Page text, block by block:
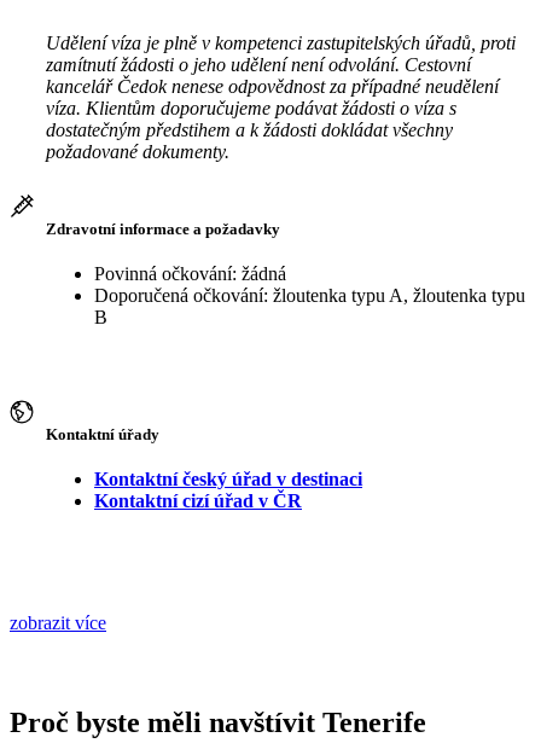
Udělení víza je plně v kompetenci zastupitelských úřadů, proti
zamítnutí žádosti o jeho udělení není odvolání. Cestovní
kancelář Čedok nenese odpovědnost za případné neudělení
víza. Klientům doporučujeme podávat žádosti o víza s
dostatečným předstihem a k žádosti dokládat všechny
požadované dokumenty.
Zdravotní informace a požadavky
Povinná očkování: žádná
Doporučená očkování: žloutenka typu A, žloutenka typu
B
Kontaktní úřady
Kontaktní český úřad v destinaci
Kontaktní cizí úřad v ČR
zobrazit více
Proč byste měli navštívit Tenerife